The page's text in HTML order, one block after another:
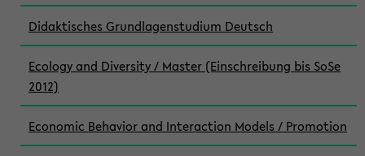
Didaktisches Grundlagenstudium Deutsch
Ecology and Diversity / Master (Einschreibung bis SoSe
2012)
Economic Behavior and Interaction Models / Promotion